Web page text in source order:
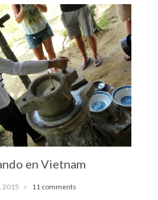
en Vietnam
2015 11 comments